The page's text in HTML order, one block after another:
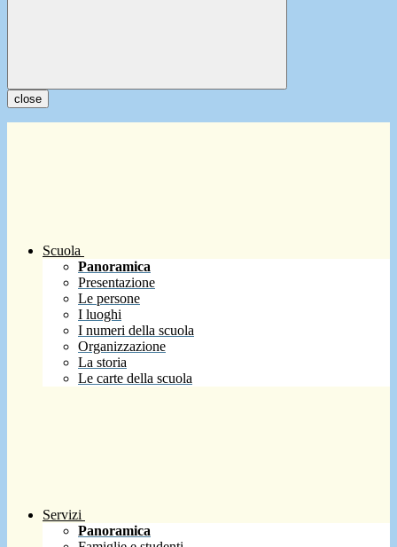
close
Scuola
Panoramica
Presentazione
Le persone
I luoghi
I numeri della scuola
Organizzazione
La storia
Le carte della scuola
Servizi
Panoramica